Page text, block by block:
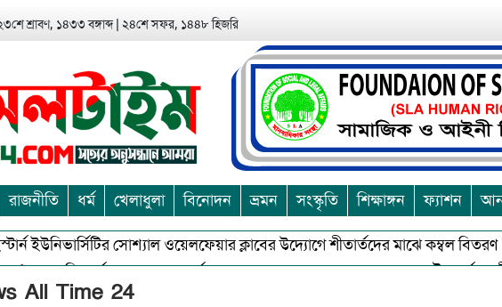
শ্রাবণ, ১৪৩৩ বঙ্গাব্দ ২৪শে সফর, ১৪৪৮ হিজরি
রাজনীতি ধর্ম খেলাধুলা বিনোদন ভ্রমন সংস্কৃতি শিক্ষাঙ্গন ফ্যাশন
ইউনিভার্সিটির সোশ্যাল ওয়েলফেয়ার ক্লাবের উদ্যোগে শীতার্তদের মাঝে কম্বল বিতরণ
আত্মশুদ্ধি অর্জন ও অশুভকে বর্জন করে সত্য,সুন্দরকে বরনে কলাপাড়ায় বৌদ্ধ
All Time 24